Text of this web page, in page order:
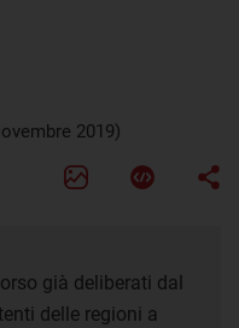
2019)
già deliberati dal
delle regioni a